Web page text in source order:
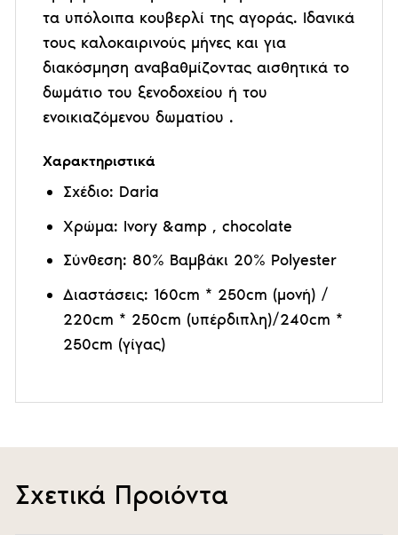
τα υπόλοιπα κουβερλί της αγοράς. Ιδανικά
τους καλοκαιρινούς μήνες και για
διακόσμηση αναβαθμίζοντας αισθητικά το
δωμάτιο του ξενοδοχείου ή του
ενοικιαζόμενου δωματίου .
Χαρακτηριστικά
Σχέδιο: Daria
Χρώμα: Ivory &amp , chocolate
Σύνθεση: 80% Βαμβάκι 20% Polyester
Διαστάσεις: 160cm * 250cm (μονή) /
220cm * 250cm (υπέρδιπλη)/240cm *
250cm (γίγας)
Σχετικά Προιόντα